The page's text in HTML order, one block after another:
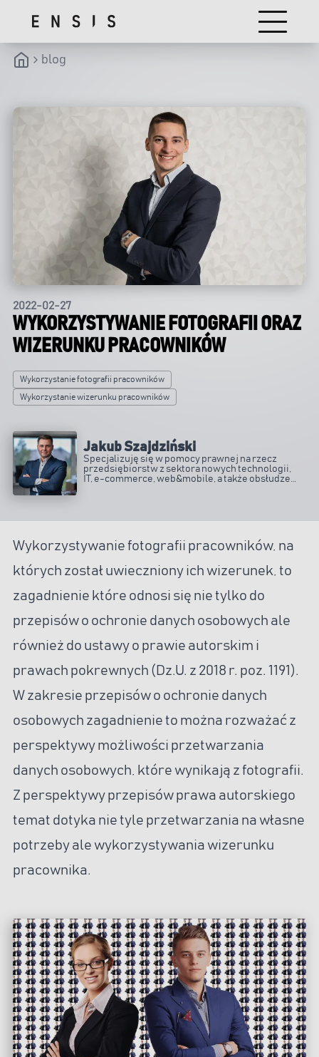
blog
2022-02-27
WYKORZYSTYWANIE FOTOGRAFII ORAZ
WIZERUNKU PRACOWNIKÓW
Wykorzystanie fotografii pracowników
Wykorzystanie wizerunku pracowników
Jakub Szajdziński
Specjalizuję się w pomocy prawnej na rzecz
przedsiębiorstw z sektora nowych technologii,
IT, e-commerce, web&mobile, a także obsłudze
Wykorzystywanie fotografii pracowników, na
których został uwieczniony ich wizerunek, to
zagadnienie które odnosi się nie tylko do
przepisów o ochronie danych osobowych ale
również do ustawy o prawie autorskim i
prawach pokrewnych (Dz.U. z 2018 r. poz. 1191).
W zakresie przepisów o ochronie danych
osobowych zagadnienie to można rozważać z
perspektywy możliwości przetwarzania
danych osobowych, które wynikają z fotografii.
Z perspektywy przepisów prawa autorskiego
temat dotyka nie tyle przetwarzania na własne
potrzeby ale wykorzystywania wizerunku
pracownika.